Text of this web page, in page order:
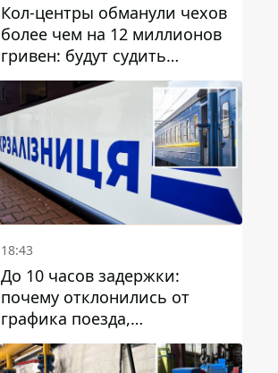
Кол-центры обманули чехов
более чем на 12 миллионов
гривен: будут судить
днепрянина,
организовавшего
транснациональную
преступную организацию
18:43
До 10 часов задержки:
почему отклонились от
графика поезда,
курсирующие через Днепр
и область